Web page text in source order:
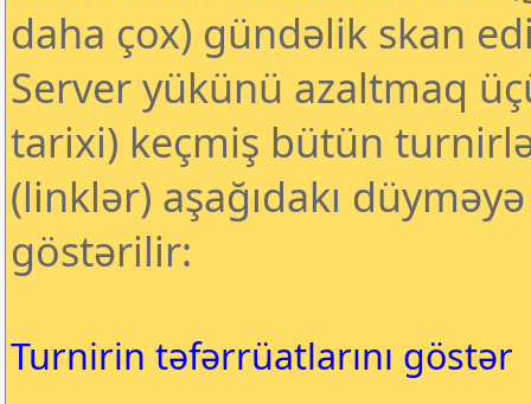
daha çox) gündəlik skan
Server yükünü azaltmaq
tarixi) keçmiş bütün
(linklər) aşağıdakı
göstərilir:
Turnirin təfərrüatlarını göstər